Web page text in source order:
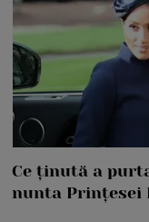
Ce ținută a
nunta Prințesei